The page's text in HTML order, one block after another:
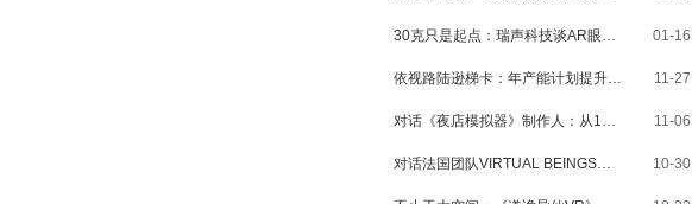
01-16
11-27
11-06
10-30